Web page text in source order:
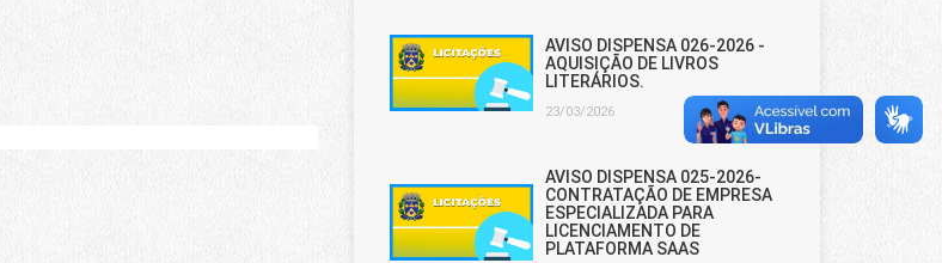
AVISO DISPENSA 026-2026 -
AQUISIÇÃO DE LIVROS
LITERÁRIOS.
23/03/2026
AVISO DISPENSA 025-2026-
CONTRATAÇÃO DE EMPRESA
ESPECIALIZADA PARA
LICENCIAMENTO DE
PLATAFORMA SAAS